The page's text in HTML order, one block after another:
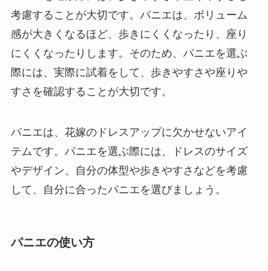
考慮することが大切です。 パニエは、ボリューム
感が大きくなるほど、歩きにくくなったり、座り
にくくなったりします。そのため、パニエを選ぶ
際には、実際に試着をして、歩きやすさや座りや
すさを確認することが大切です。
パニエは、花嫁のドレスアップに欠かせないアイ
テムです。 パニエを選ぶ際には、ドレスのサイズ
やデザイン、自分の体型や歩きやすさなどを考慮
して、自分に合ったパニエを選びましょう。
パニエの使い方